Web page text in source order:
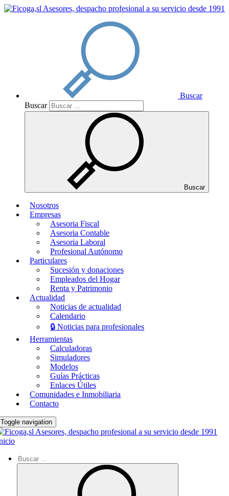
Buscar
Buscar
Buscar
Nosotros
Empresas
Asesoria Fiscal
Asesoria Contable
Asesoria Laboral
Profesional Autónomo
Particulares
Sucesión y donaciones
Empleados del Hogar
Renta y Patrimonio
Actualidad
Noticias de actualidad
Calendario
🔒 Noticias para profesionales
Herramientas
Calculadoras
Simuladores
Modelos
Guías Prácticas
Enlaces Útiles
Comunidades e Inmobiliaria
Contacto
Toggle navigation